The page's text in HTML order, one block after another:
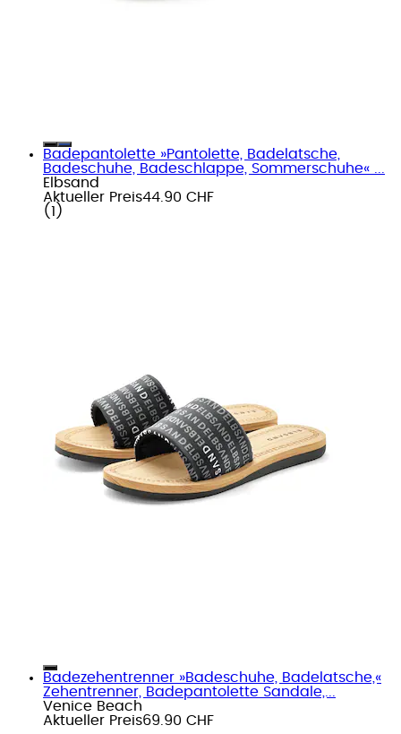
Badepantolette »Pantolette, Badelatsche,
Badeschuhe, Badeschlappe, Sommerschuhe« ...
Elbsand
Aktueller Preis44.90 CHF
( 1 )
Badezehentrenner »Badeschuhe, Badelatsche,«
Zehentrenner, Badepantolette Sandale,...
Venice Beach
Aktueller Preis69.90 CHF